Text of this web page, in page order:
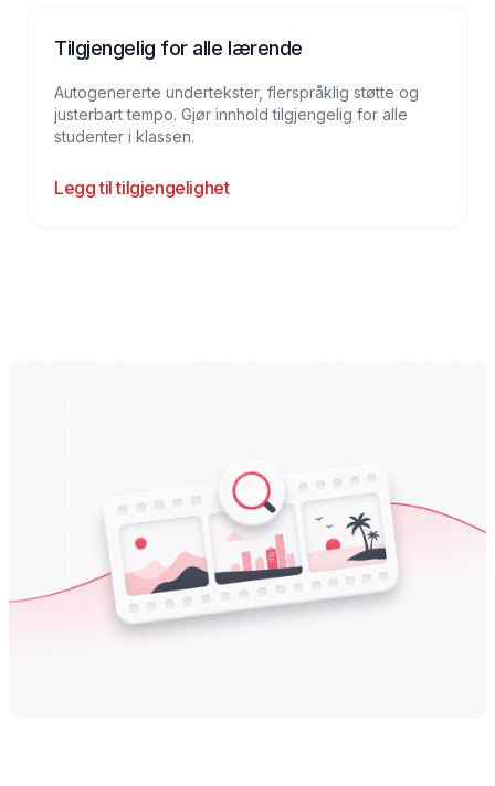
Tilgjengelig for alle lærende
Autogenererte undertekster, flerspråklig støtte og
justerbart tempo. Gjør innhold tilgjengelig for alle
studenter i klassen.
Legg til tilgjengelighet